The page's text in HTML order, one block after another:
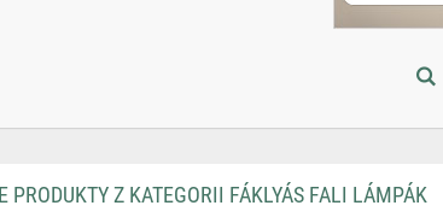
PRODUKTY Z KATEGORII FÁKLYÁS FALI LÁMPÁK